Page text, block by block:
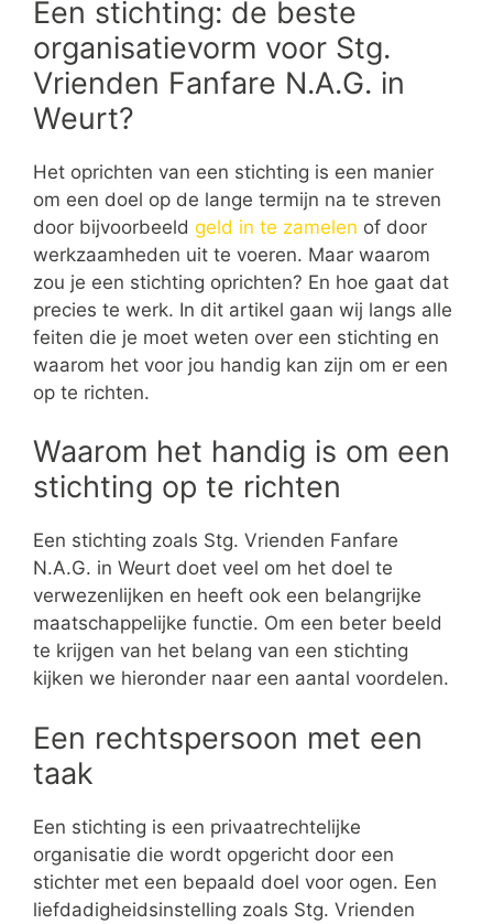
Een stichting: de beste
organisatievorm voor Stg.
Vrienden Fanfare N.A.G. in
Weurt?
Het oprichten van een stichting is een manier
om een doel op de lange termijn na te streven
door bijvoorbeeld geld in te zamelen of door
werkzaamheden uit te voeren. Maar waarom
zou je een stichting oprichten? En hoe gaat dat
precies te werk. In dit artikel gaan wij langs alle
feiten die je moet weten over een stichting en
waarom het voor jou handig kan zijn om er een
op te richten.
Waarom het handig is om een
stichting op te richten
Een stichting zoals Stg. Vrienden Fanfare
N.A.G. in Weurt doet veel om het doel te
verwezenlijken en heeft ook een belangrijke
maatschappelijke functie. Om een beter beeld
te krijgen van het belang van een stichting
kijken we hieronder naar een aantal voordelen.
Een rechtspersoon met een
taak
Een stichting is een privaatrechtelijke
organisatie die wordt opgericht door een
stichter met een bepaald doel voor ogen. Een
liefdadigheidsinstelling zoals Stg. Vrienden